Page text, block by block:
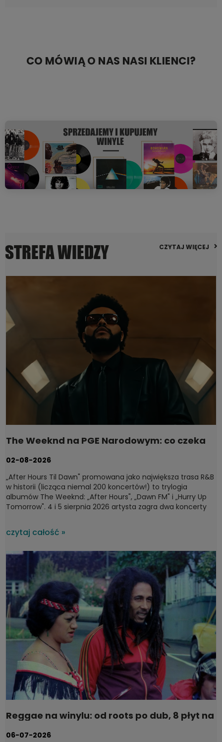
CO MÓWIĄ O NAS NASI KLIENCI?
STREFA WIEDZY CZYTAJ WIĘCEJ
The Weeknd na PGE Narodowym: co czeka
02-08-2026
„After Hours Til Dawn" promowana jako największa trasa R&B
w historii (licząca niemal 200 koncertów!) to trylogia
albumów The Weeknd: „After Hours", „Dawn FM" i „Hurry Up
Tomorrow". 4 i 5 sierpnia 2026 artysta zagra dwa koncerty
Sztokholmu, Londynu, Dublina i Madrytu. Wyprzedane bilety
jedynie potwierdzają, że pochodzący z Kanady Abel Tesfaye
czytaj całość »
Reggae na winylu: od roots po dub, 8 płyt na
06-07-2026